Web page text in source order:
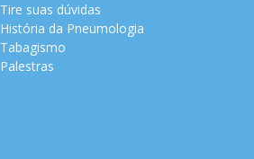
Tire suas dúvidas
História da Pneumologia
Tabagismo
Palestras